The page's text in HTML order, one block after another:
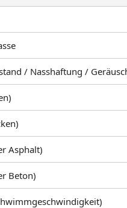
/ Nasshaftung /
Asphalt)
Beton)